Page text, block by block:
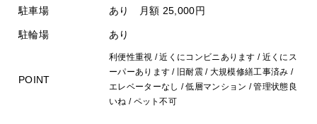
駐車場 あり 月額 25,000円
駐輪場 あり
POINT
利便性重視 / 近くにコンビニあります / 近くにス
ーパーあります / 旧耐震 / 大規模修繕工事済み /
エレベーターなし / 低層マンション / 管理状態良
いね / ペット不可